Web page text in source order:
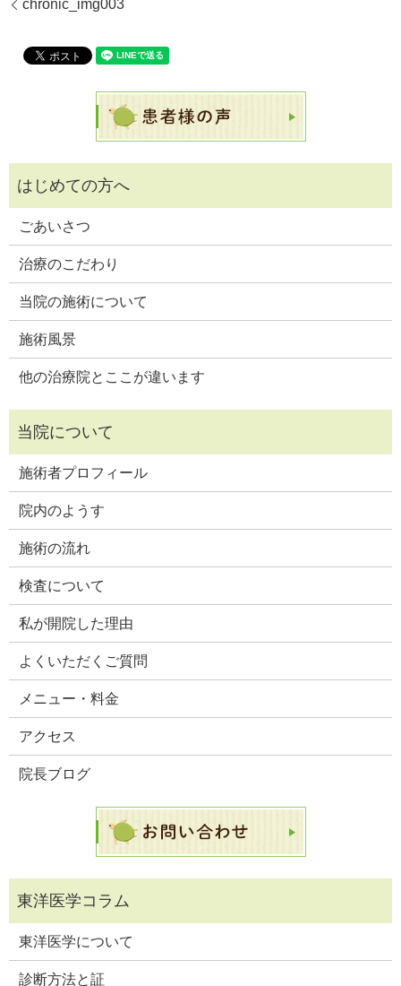
chronic_img003
ごあいさつ
治療のこだわり
当院の施術について
施術風景
他の治療院とここが違います
施術者プロフィール
院内のようす
施術の流れ
検査について
私が開院した理由
よくいただくご質問
メニュー・料金
アクセス
院長ブログ
東洋医学について
診断方法と証